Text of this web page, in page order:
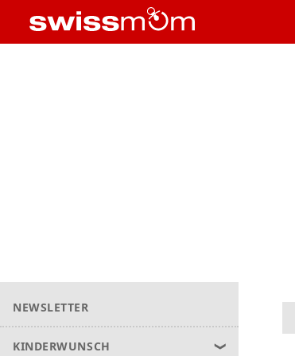
NEWSLETTER
KINDERWUNSCH